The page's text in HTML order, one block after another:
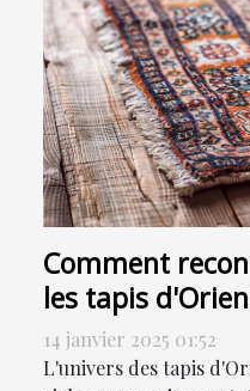
Comment
les tapis
la vente
14 janvier 2025 01:52
L'univers des tapis